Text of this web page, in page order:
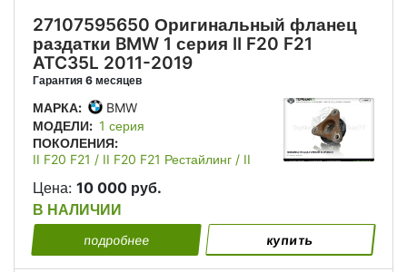
27107595650 Оригинальный фланец
раздатки BMW 1 серия II F20 F21
ATC35L 2011-2019
Гарантия 6 месяцев
МАРКА:
BMW
МОДЕЛИ: 1 серия
ПОКОЛЕНИЯ:
II F20 F21 / II F20 F21 Рестайлинг / II
Цена: 10 000 руб.
В НАЛИЧИИ
подробнее купить